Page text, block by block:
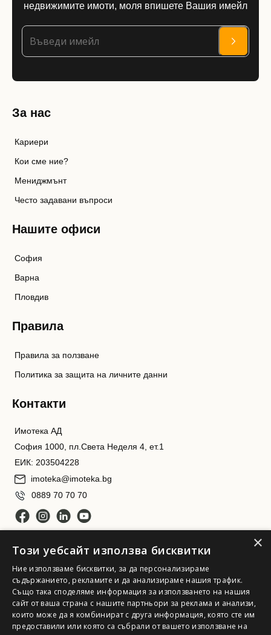
недвижимите имоти, моля впишете Вашия имейл
За нас
Кариери
Кои сме ние?
Мениджмънт
Често задавани въпроси
Нашите офиси
София
Варна
Пловдив
Правила
Правила за ползване
Политика за защита на личните данни
Контакти
Имотека АД
София 1000, пл.Света Неделя 4, ет.1
ЕИК: 203504228
imoteka@imoteka.bg
0889 70 70 70
Имотека АД. Всички права запазени
×
Този уебсайт използва бисквитки
Ние използваме бисквитки, за да персонализираме
съдържанието, рекламите и да анализираме нашия трафик.
Също така споделяме информация за използването на нашия
сайт от ваша страна с нашите партньори за реклама и анализи,
които може да я комбинират с друга информация, която сте им
предоставили или която са събрали от вашето използване на